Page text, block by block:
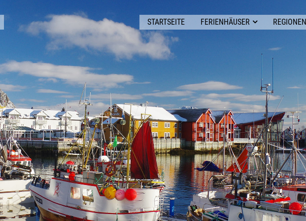
STARTSEITE FERIENHÄUSER REGIONEN